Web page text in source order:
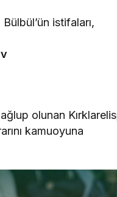
istifaları,
olunan
kamuoyuna
Tabiri
Ahududu Reçeli